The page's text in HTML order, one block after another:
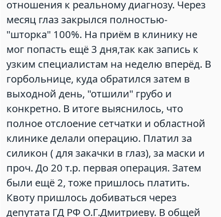
отношения к реальному диагнозу. Через
месяц глаз закрылся полностью-
"шторка" 100%. На приём в клинику не
мог попасть ещё 3 дня,так как запись к
узким специалистам на неделю вперёд. В
горбольнице, куда обратился затем в
выходной день, "отшили" грубо и
конкретно. В итоге выяснилось, что
полное отслоение сетчатки и областной
клинике делали операцию. Платил за
силикон ( для закачки в глаз), за маски и
проч. До 20 т.р. первая операция. Затем
были ещё 2, тоже пришлось платить.
Квоту пришлось добиваться через
депутата ГД РФ О.Г.Дмитриеву. В общей